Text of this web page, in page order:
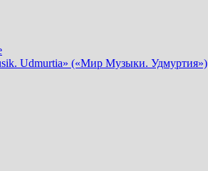
Udmurtia» («Мир Музыки. Удмуртия»)